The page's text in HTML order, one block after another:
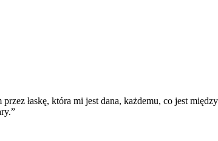
łaskę, która mi jest dana, każdemu, co jest
”